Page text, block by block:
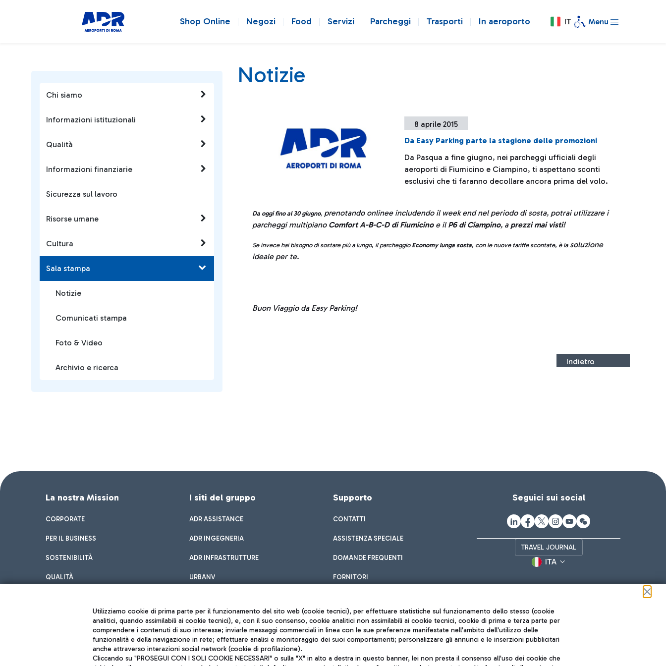
Shop Online Negozi Food Servizi Parcheggi Trasporti In aeroporto IT Menu
Chi siamo
Informazioni istituzionali
Qualità
Informazioni finanziarie
Sicurezza sul lavoro
Risorse umane
Cultura
Sala stampa
Notizie
Comunicati stampa
Foto & Video
Archivio e ricerca
Notizie
8 aprile 2015
Da Easy Parking parte la stagione delle promozioni
Da Pasqua a fine giugno, nei parcheggi ufficiali degli
aeroporti di Fiumicino e Ciampino, ti aspettano sconti
esclusivi che ti faranno decollare ancora prima del volo.
Da oggi fino al 30 giugno, prenotando onlinee includendo il week end nel periodo di sosta, potrai utilizzare i
parcheggi multipiano Comfort A-B-C-D di Fiumicinoe ilP6 di Ciampino, a prezzi mai visti!
Se invece hai bisogno di sostare più a lungo, il parcheggio Economy lunga sosta, con le nuove tariffe scontate, è lasoluzione
ideale per te.
Buon Viaggio da Easy Parking!
Indietro
La nostra Mission
CORPORATE
PER IL BUSINESS
SOSTENIBILITÀ
QUALITÀ
I siti del gruppo
ADR ASSISTANCE
ADR INGEGNERIA
ADR INFRASTRUTTURE
URBANV
Supporto
CONTATTI
ASSISTENZA SPECIALE
DOMANDE FREQUENTI
FORNITORI
Seguici sui social
TRAVEL JOURNAL
ITA
Note legali
Roma FCO
Utilizziamo cookie di prima parte per il funzionamento del sito web (cookie tecnici), per effettuare statistiche sul funzionamento dello stesso (cookie
analitici, quando assimilabili ai cookie tecnici), e, con il suo consenso, cookie analitici non assimilabili ai cookie tecnici, cookie di prima e terza parte per
comprendere i contenuti di suo interesse; inviarle messaggi commerciali in linea con le sue preferenze manifestate nell'ambito dell'utilizzo delle
funzionalità e della navigazione in rete; effettuare analisi e monitoraggio dei suoi comportamenti; personalizzare gli annunci e le inserzioni pubblicitari
anche attraverso interazioni social network (cookie di profilazione).
Cliccando su "PROSEGUI CON I SOLI COOKIE NECESSARI" o sulla "X" in alto a destra in questo banner, lei non presta il consenso all'uso dei cookie che